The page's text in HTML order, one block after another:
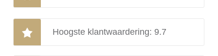
Hoogste klantwaardering: 9.7